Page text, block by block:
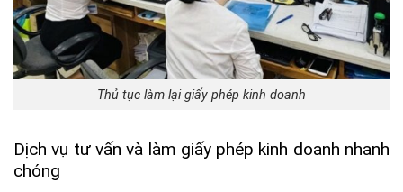
Thủ tục làm lại giấy phép kinh doanh
Dịch vụ tư vấn và làm giấy phép kinh doanh nhanh
chóng